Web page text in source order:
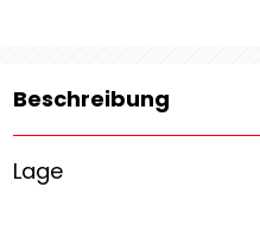
Beschreibung
Lage